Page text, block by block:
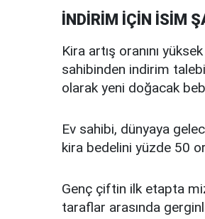
İNDİRİM İÇİN İSİM
Kira artış oranını
sahibinden indirim
olarak yeni doğacak
Ev sahibi, dünyaya
kira bedelini yüzde 50
Genç çiftin ilk etapta
taraflar arasında